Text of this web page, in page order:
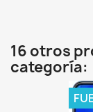
16 otros
categoría: